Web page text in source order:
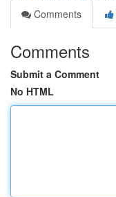
Comments
Comments
Submit a Comment
No HTML